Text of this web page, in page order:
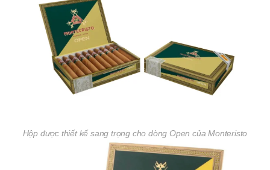
Hộp được thiết kế sang trọng cho dòng Open của Monteristo